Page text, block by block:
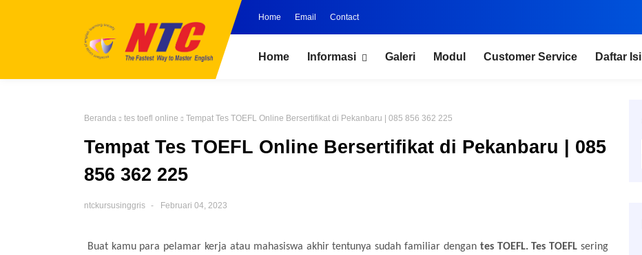
Home Email Contact
Home Informasi Galeri Modul Customer Service Daftar Isi
Beranda tes toefl online Tempat Tes TOEFL Online Bersertifikat di Pekanbaru | 085 856 362 225
Tempat Tes TOEFL Online Bersertifikat di Pekanbaru | 085
856 362 225
ntckursusinggris Februari 04, 2023
Buat kamu para pelamar kerja atau mahasiswa akhir tentunya sudah familiar dengantes TOEFL. Tes TOEFL sering